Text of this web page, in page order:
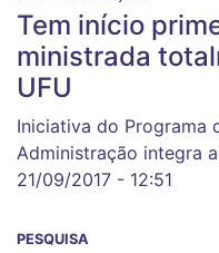
Tem início
ministrada
UFU
Iniciativa do Programa
Administração integra
21/09/2017 - 12:51
PESQUISA